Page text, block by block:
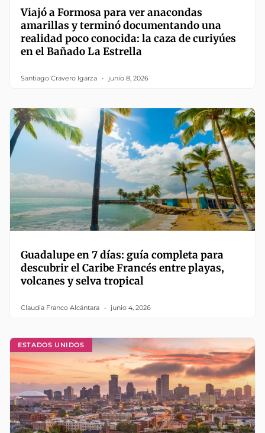
Viajó a Formosa para ver anacondas
amarillas y terminó documentando una
realidad poco conocida: la caza de curiyúes
en el Bañado La Estrella
Santiago Cravero Igarza junio 8, 2026
Guadalupe en 7 días: guía completa para
descubrir el Caribe Francés entre playas,
volcanes y selva tropical
Claudia Franco Alcántara junio 4, 2026
ESTADOS UNIDOS